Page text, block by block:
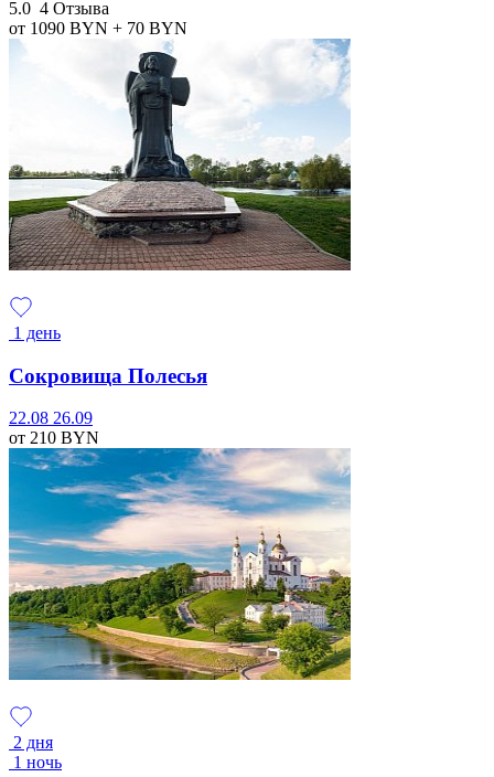
5.0 4 Отзыва
от 1090 BYN + 70 BYN
1 день
Сокровища Полесья
22.08 26.09
от 210 BYN
2 дня
1 ночь